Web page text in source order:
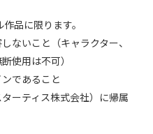
品に限ります。
ないこと（キャラクター、
使用は不可）
であること
ーティス株式会社）に帰属